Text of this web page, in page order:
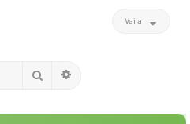
Vai a
Cerca